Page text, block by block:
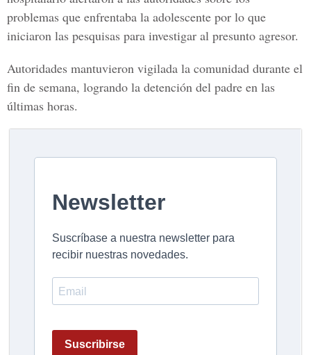
problemas que enfrentaba la adolescente por lo que
iniciaron las pesquisas para investigar al presunto agresor.
Autoridades mantuvieron vigilada la comunidad durante el
fin de semana, logrando la detención del padre en las
últimas horas.